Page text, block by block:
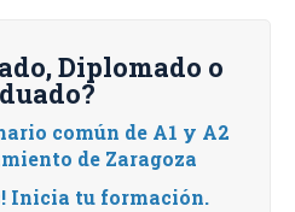
Diplomado o
común de A1 y A2
de Zaragoza
Inicia tu formación.